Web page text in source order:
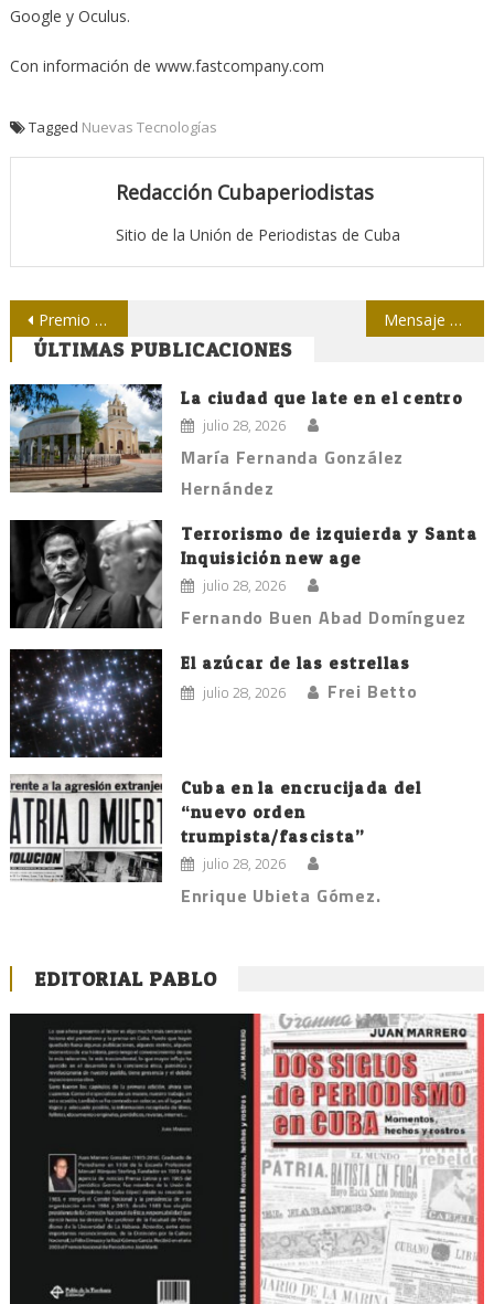
Google y Oculus.
Con información de www.fastcompany.com
Tagged Nuevas Tecnologías
Redacción Cubaperiodistas
Sitio de la Unión de Periodistas de Cuba
Navegación
de
entradas
Premio Fernando Ortiz para Fernández Retamar Mensaje de condolencia de Raúl al Presidente Hollande por ataques terroristas en París
ÚLTIMAS PUBLICACIONES
La ciudad que late en el centro
julio 28, 2026
María Fernanda González
Hernández
Terrorismo de izquierda y Santa
Inquisición new age
julio 28, 2026
Fernando Buen Abad Domínguez
El azúcar de las estrellas
julio 28, 2026 Frei Betto
Cuba en la encrucijada del
“nuevo orden
trumpista/fascista”
julio 28, 2026
Enrique Ubieta Gómez.
EDITORIAL PABLO